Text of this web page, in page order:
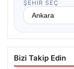
ŞEHIR SEÇ
Bizi Takip Edin